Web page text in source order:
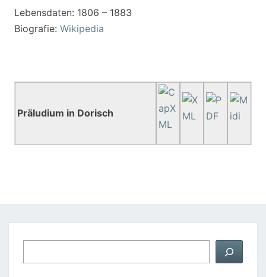
Lebensdaten: 1806 – 1883
Biografie: Wikipedia
Präludium in Dorisch